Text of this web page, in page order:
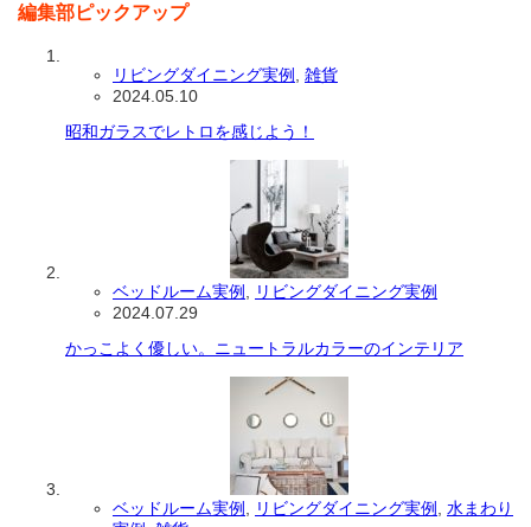
編集部ピックアップ
リビングダイニング実例
雑貨
2024.05.10
昭和ガラスでレトロを感じよう！
ベッドルーム実例
リビングダイニング実例
2024.07.29
かっこよく優しい。ニュートラルカラーのインテリア
ベッドルーム実例 リビングダイニング実例
水まわり